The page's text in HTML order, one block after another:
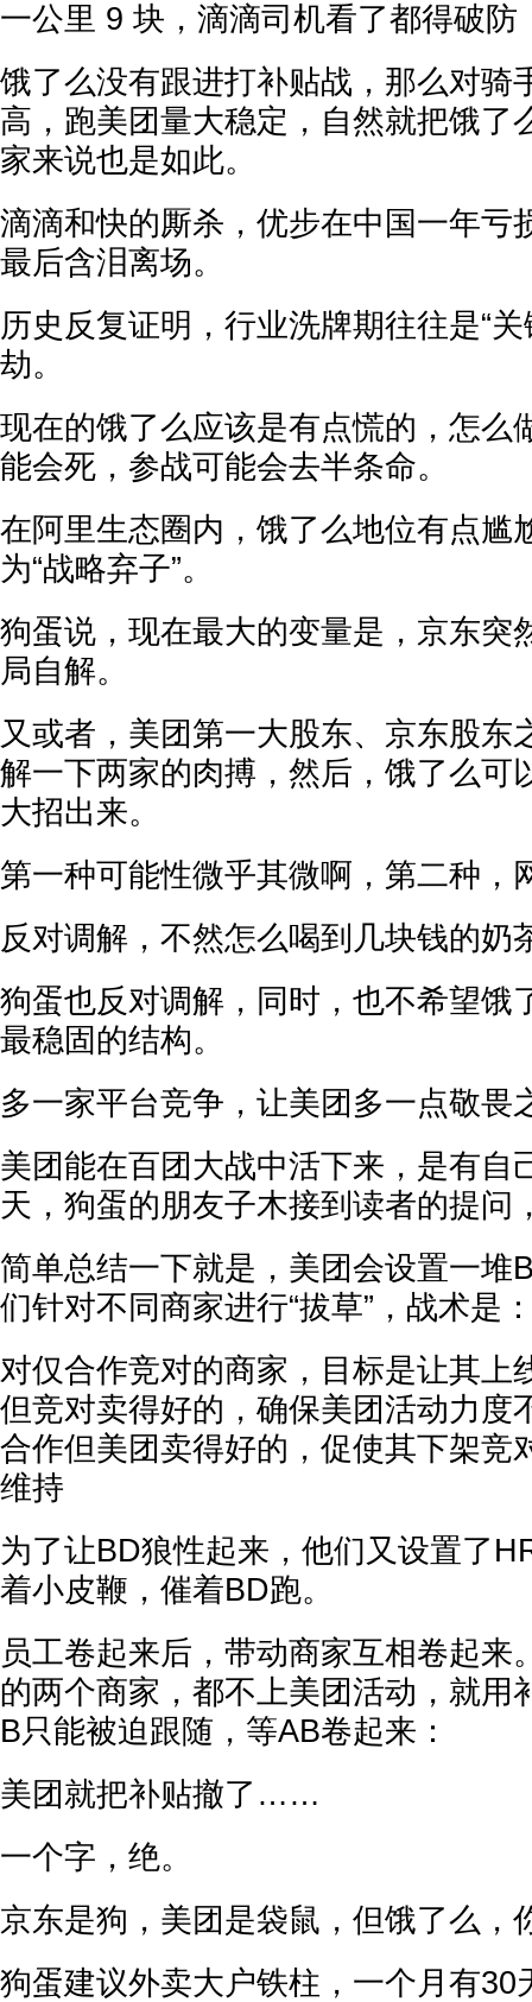
一公里 9 块，滴滴司机看了都得破防
饿了么没有跟进打补贴战，那么对骑
高，跑美团量大稳定，自然就把饿了
家来说也是如此。
滴滴和快的厮杀，优步在中国一年亏
最后含泪离场。
历史反复证明，行业洗牌期往往是“
劫。
现在的饿了么应该是有点慌的，怎么
能会死，参战可能会去半条命。
在阿里生态圈内，饿了么地位有点尴
为“战略弃子”。
狗蛋说，现在最大的变量是，京东突
局自解。
又或者，美团第一大股东、京东股东
解一下两家的肉搏，然后，饿了么可
大招出来。
第一种可能性微乎其微啊，第二种，
反对调解，不然怎么喝到几块钱的奶
狗蛋也反对调解，同时，也不希望饿
最稳固的结构。
多一家平台竞争，让美团多一点敬畏
美团能在百团大战中活下来，是有自
天，狗蛋的朋友子木接到读者的提问
简单总结一下就是，美团会设置一堆
们针对不同商家进行“拔草”，战术是
对仅合作竞对的商家，目标是让其上
但竞对卖得好的，确保美团活动力度
合作但美团卖得好的，促使其下架竞
维持
为了让BD狼性起来，他们又设置了
着小皮鞭，催着BD跑。
员工卷起来后，带动商家互相卷起来
的两个商家，都不上美团活动，就用
B只能被迫跟随，等AB卷起来：
美团就把补贴撤了……
一个字，绝。
京东是狗，美团是袋鼠，但饿了么，
狗蛋建议外卖大户铁柱，一个月有30